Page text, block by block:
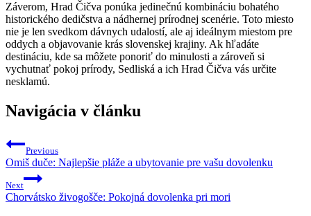
Záverom, Hrad Čičva ponúka jedinečnú kombináciu bohatého
historického dedičstva a nádhernej prírodnej scenérie. Toto miesto
nie je len svedkom dávnych udalostí, ale aj ideálnym miestom pre
oddych a objavovanie krás slovenskej krajiny. Ak hľadáte
destináciu, kde sa môžete ponoriť do minulosti a zároveň si
vychutnať pokoj prírody, Sedliská a ich Hrad Čičva vás určite
nesklamú.
Navigácia v článku
Previous
Omiš duče: Najlepšie pláže a ubytovanie pre vašu dovolenku
Next
Chorvátsko živogošče: Pokojná dovolenka pri mori